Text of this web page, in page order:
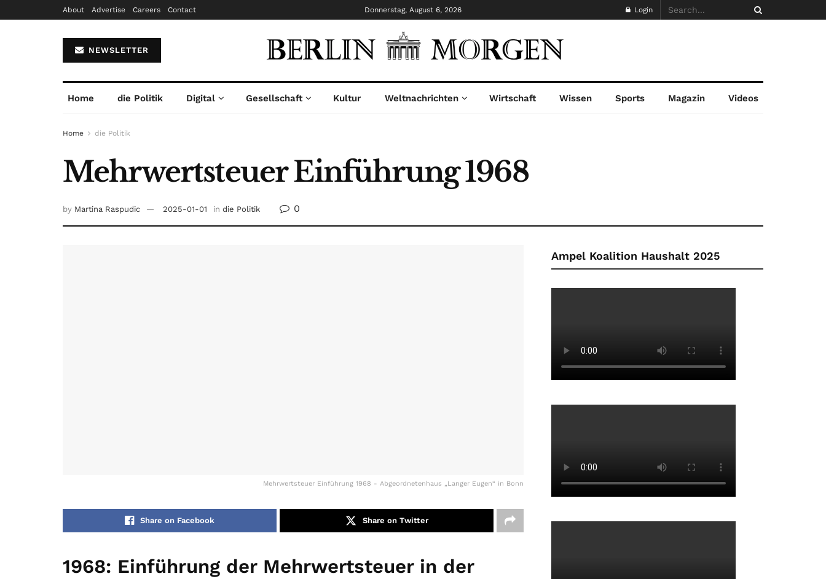
About Advertise Careers Contact Donnerstag, August 6, 2026 Login
NEWSLETTER
Home die Politik Digital Gesellschaft Kultur Weltnachrichten Wirtschaft Wissen Sports Magazin Videos
Home die Politik
Mehrwertsteuer Einführung 1968
by Martina Raspudic 2025-01-01 in die Politik 0
Mehrwertsteuer Einführung 1968 - Abgeordnetenhaus „Langer Eugen“ in Bonn
Share on Facebook Share on Twitter
1968: Einführung der Mehrwertsteuer in der
Ampel Koalition Haushalt 2025